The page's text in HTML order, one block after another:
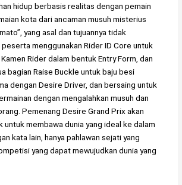
hidup berbasis realitas dengan pemain
kota dari ancaman musuh misterius
yang asal dan tujuannya tidak
menggunakan Rider ID Core untuk
Rider dalam bentuk Entry Form, dan
bagian Raise Buckle untuk baju besi
dengan Desire Driver, dan bersaing untuk
dengan mengalahkan musuh dan
Pemenang Desire Grand Prix akan
untuk membawa dunia yang ideal ke dalam
kata lain, hanya pahlawan sejati yang
yang dapat mewujudkan dunia yang